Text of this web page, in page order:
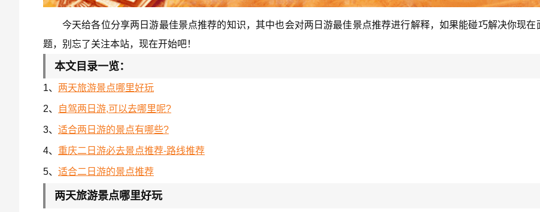
今天给各位分享两日游最佳景点推荐的知识，其中也会对两日游最佳景点推荐进行解释，如果能碰巧解决你现在
题，别忘了关注本站，现在开始吧！
本文目录一览：
1、 两天旅游景点哪里好玩
2、 自驾两日游,可以去哪里呢?
3、 适合两日游的景点有哪些?
4、 重庆二日游必去景点推荐-路线推荐
5、 适合二日游的景点推荐
两天旅游景点哪里好玩